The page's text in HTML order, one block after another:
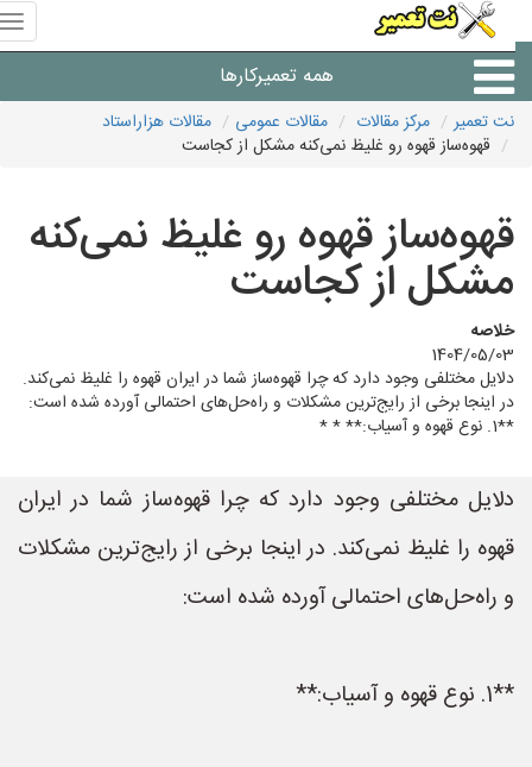
همه تعمیرکارها
شرکت های تعمیرات لوازم
نت تعمیر مرکز مقالات مقالات عمومی
مقالات هزاراستاد
قهوه‌ساز قهوه رو غلیظ نمی‌کنه مشکل از کجاست
قهوه‌ساز قهوه رو غلیظ نمی‌کنه
مشکل از کجاست
خلاصه
1404/05/03
دلایل مختلفی وجود دارد که چرا قهوه‌ساز شما در ایران قهوه را غلیظ نمی‌کند.
در اینجا برخی از رایج‌ترین مشکلات و راه‌حل‌های احتمالی آورده شده است:
دلایل مختلفی وجود دارد که چرا قهوه‌ساز شما در ایران
قهوه را غلیظ نمی‌کند. در اینجا برخی از رایج‌ترین مشکلات
و راه‌حل‌های احتمالی آورده شده است:
**1. نوع قهوه و آسیاب:**